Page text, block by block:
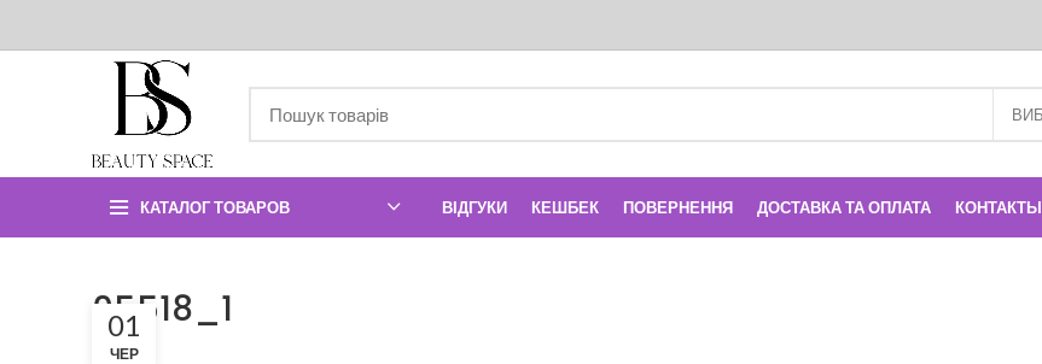
КАТАЛОГ ТОВАРОВ ВІДГУКИ КЕШБЕК ПОВЕРНЕННЯ ДОСТАВКА ТА ОПЛАТА КОНТАКТЫ
05518_1
01
ЧЕР